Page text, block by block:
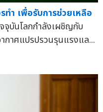
ทำ เพื่อรับการช่วยเหลือ
บันโลกกำลังเผชิญกับ
กาศแปรปรวนรุนแรงแล...